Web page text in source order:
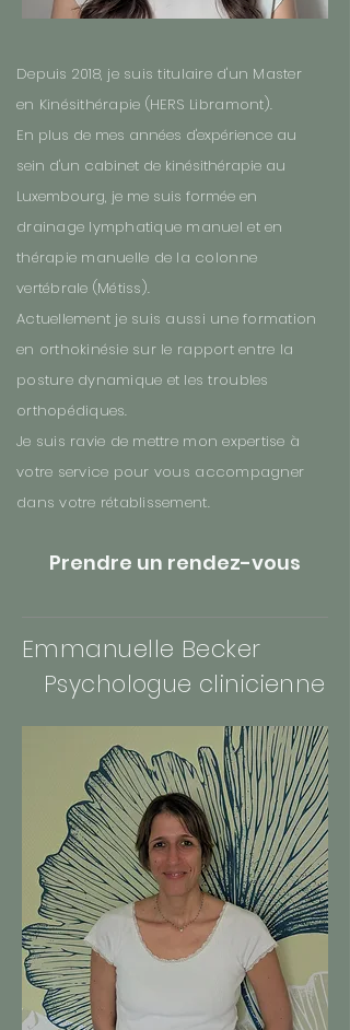
Depuis 2018, je suis titulaire d'un Master
en Kinésithérapie (HERS Libramont).
En plus de mes années d'expérience au
sein d'un cabinet de kinésithérapie au
Luxembourg, je me suis formée en
drainage lymphatique manuel et en
thérapie manuelle de la colonne
vertébrale (Métiss).
Actuellement je suis aussi une formation
en orthokinésie sur le rapport entre la
posture dynamique et les troubles
orthopédiques.
Je suis ravie de mettre mon expertise à
votre service pour vous accompagner
dans votre rétablissement.
Prendre un rendez-vous
Emmanuelle Becker
Psychologue clinicienne